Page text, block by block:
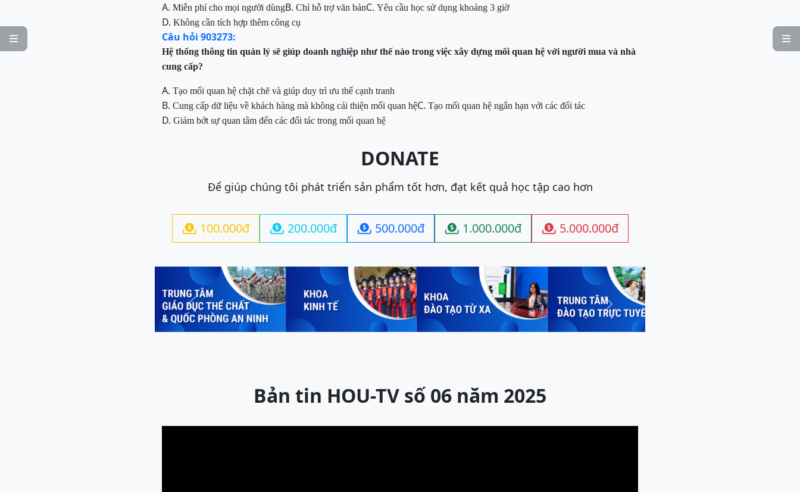


A. Miễn phí cho mọi người dùngB. Chỉ hỗ trợ văn bảnC. Yêu cầu học sử dụng khoảng 3 giờ
D. Không cần tích hợp thêm công cụ
Câu hỏi 903273:
Hệ thống thông tin quản lý sẽ giúp doanh nghiệp như thế nào trong việc xây dựng mối quan hệ với người mua và nhà
cung cấp?
A. Tạo mối quan hệ chặt chẽ và giúp duy trì ưu thế cạnh tranh
B. Cung cấp dữ liệu về khách hàng mà không cải thiện mối quan hệC. Tạo mối quan hệ ngắn hạn với các đối tác
D. Giảm bớt sự quan tâm đến các đối tác trong mối quan hệ
DONATE
Để giúp chúng tôi phát triển sản phẩm tốt hơn, đạt kết quả học tập cao hơn
 100.000đ  200.000đ  500.000đ  1.000.000đ  5.000.000đ
Previous Next
Bản tin HOU-TV số 06 năm 2025